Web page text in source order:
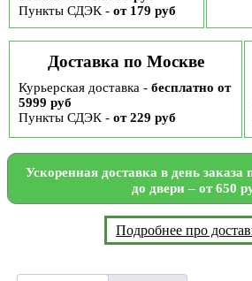
Пункты СДЭК - от 179 руб
Доставка по Москве
Курьерская доставка - бесплатно от
5999 руб
Пункты СДЭК - от 229 руб
Ускоренная доставка в день заказа
до двери – от 650
Подробнее про